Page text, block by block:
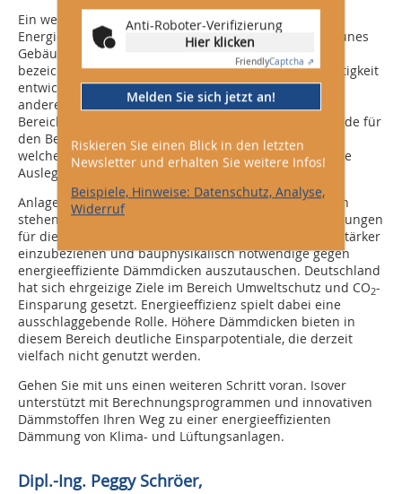
Ein weiteres Beispiel für neue Wege im Bereich
Energieeffizienz sind Green-Building-Gebäude. Als grünes
Gebäude (engl. green building) wird ein Gebäude
bezeichnet, das unter dem Leitgedanken der Nachhaltigkeit
entwickelt wurde. Die Gebäude zeichnen sich unter
anderem durch eine hohe Ressourceneffizienz in den
Bereichen Energie, Wasser und Material aus. Hier wurde für
den Bereich der Klima- und Lüftungsanlagen erkannt,
welchen positiven Einfluss höhere Dämmdicken auf die
Auslegung solcher Anlagen haben.
Anlagenbetreiber, Planer und ausführende Fachfirmen
stehen in der Verantwortung, das Potential von Dämmungen
für die Auslegung von Klima- und Lüftungsleitungen stärker
einzubeziehen und bauphysikalisch notwendige gegen
energieeffiziente Dämmdicken auszutauschen. Deutschland
hat sich ehrgeizige Ziele im Bereich Umweltschutz und CO2-
Einsparung gesetzt. Energieeffizienz spielt dabei eine
ausschlaggebende Rolle. Höhere Dämmdicken bieten in
diesem Bereich deutliche Einsparpotentiale, die derzeit
vielfach nicht genutzt werden.
Gehen Sie mit uns einen weiteren Schritt voran. Isover
unterstützt mit Berechnungsprogrammen und innovativen
Dämmstoffen Ihren Weg zu einer energieeffizienten
Dämmung von Klima- und Lüftungsanlagen.
Dipl.-Ing. Peggy Schröer,
Anti-Roboter-Verifizierung
Hier klicken
FriendlyCaptcha ⇗
Melden Sie sich jetzt an!
Riskieren Sie einen Blick in den letzten
Newsletter und erhalten Sie weitere Infos!
Beispiele, Hinweise: Datenschutz, Analyse,
Widerruf